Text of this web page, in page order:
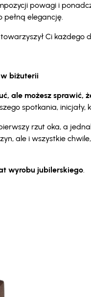
powagi i
pełną elegancję.
Ci każdego
biżuterii
ale możesz sprawić,
spotkania, inicjały,
rzut oka, a
ale i wszystkie
wyrobu jubilerskiego.